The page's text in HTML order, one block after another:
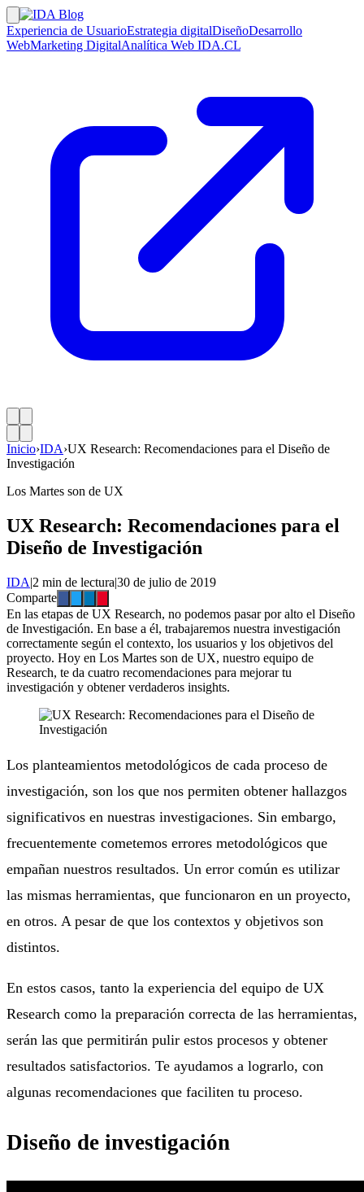
Experiencia de UsuarioEstrategia digitalDiseñoDesarrollo
WebMarketing DigitalAnalítica Web IDA.CL
Inicio›IDA›UX Research: Recomendaciones para el Diseño de
Investigación
Los Martes son de UX
UX Research: Recomendaciones para el
Diseño de Investigación
IDA|2 min de lectura|30 de julio de 2019
Comparte
En las etapas de UX Research, no podemos pasar por alto el Diseño
de Investigación. En base a él, trabajaremos nuestra investigación
correctamente según el contexto, los usuarios y los objetivos del
proyecto. Hoy en Los Martes son de UX, nuestro equipo de
Research, te da cuatro recomendaciones para mejorar tu
investigación y obtener verdaderos insights.
Los planteamientos metodológicos de cada proceso de
investigación, son los que nos permiten obtener hallazgos
significativos en nuestras investigaciones. Sin embargo,
frecuentemente cometemos errores metodológicos que
empañan nuestros resultados. Un error común es utilizar
las mismas herramientas, que funcionaron en un proyecto,
en otros. A pesar de que los contextos y objetivos son
distintos.
En estos casos, tanto la experiencia del equipo de UX
Research como la preparación correcta de las herramientas,
serán las que permitirán pulir estos procesos y obtener
resultados satisfactorios. Te ayudamos a lograrlo, con
algunas recomendaciones que faciliten tu proceso.
Diseño de investigación